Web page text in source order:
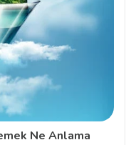
Ne Anlama